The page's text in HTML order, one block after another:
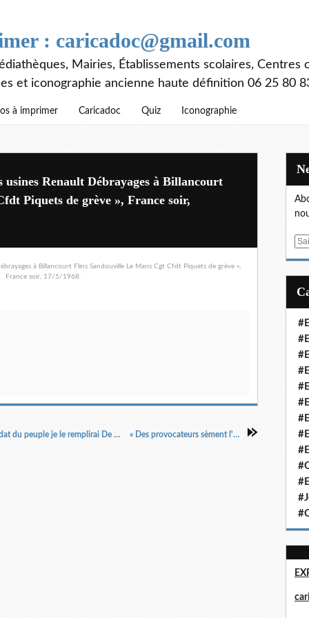
: caricadoc@gmail.com
Mairies, Établissements scolaires, Centres
et iconographie ancienne haute définition 06 25 80
à imprimer Caricadoc Quiz Iconographie
usines Renault Débrayages à Billancourt
Piquets de grève », France soir,
« De Gaulle : Je ne me retirerai pas J'ai un mandat du peuple je le remplirai De la Concorde à l'Étoile, plus de 600 000 manifestants », Le Figaro, 17/5/1968. « Des provocateurs sèment l'émeute », France soir, 23/5/1968.
E